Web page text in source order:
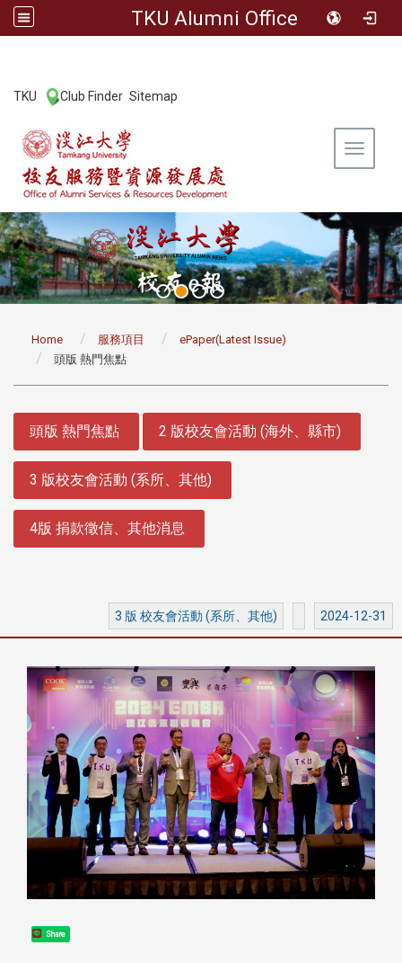
TKU Alumni Office
TKU Club Finder Sitemap
Toggle
Home 服務項目
ePaper(Latest Issue)
頭版 熱門焦點
頭版 熱門焦點 2 版校友會活動 (海外、縣市)
3 版校友會活動 (系所、其他)
4版 捐款徵信、其他消息
3 版 校友會活動 (系所、其他) 2024-12-31
Share